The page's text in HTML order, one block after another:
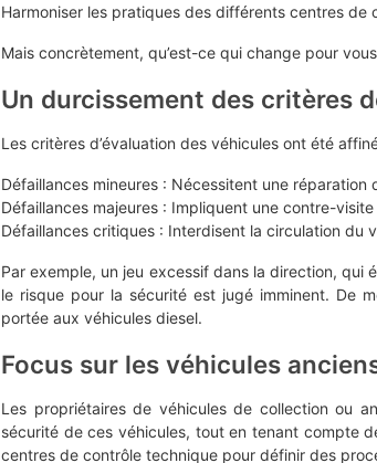
Harmoniser les pratiques des différents centres de
Mais concrètement, qu’est-ce qui change pour
Un durcissement des critères
Les critères d’évaluation des véhicules ont été
Défaillances mineures : Nécessitent une réparation
Défaillances majeures : Impliquent une contre-
Défaillances critiques : Interdisent la circulation du
Par exemple, un jeu excessif dans la direction, qui
le risque pour la sécurité est jugé imminent. De
portée aux véhicules diesel.
Focus sur les véhicules
Les propriétaires de véhicules de collection ou
sécurité de ces véhicules, tout en tenant compte
centres de contrôle technique pour définir des